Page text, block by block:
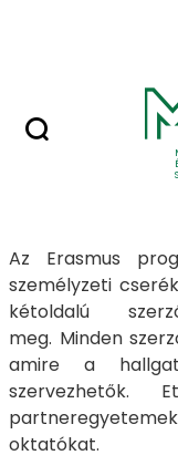
Az Erasmus
személyzeti
kétoldalú
meg. Minden
amire a
oktatókat.